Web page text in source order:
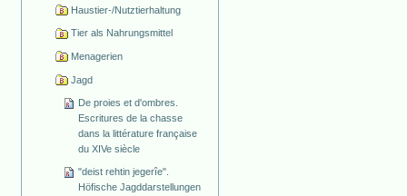
Haustier-/Nutztierhaltung
Tier als Nahrungsmittel
Menagerien
Jagd
De proies et d'ombres.
Escritures de la chasse
dans la littérature française
du XIVe siècle
"deist rehtin jegerîe".
Höfische Jagddarstellungen